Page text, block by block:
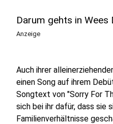
Darum gehts in Wees
Anzeige
Auch ihrer
einen Song auf ihrem
Songtext von "Sorry For
sich bei ihr dafür, dass sie
Familienverhältnisse